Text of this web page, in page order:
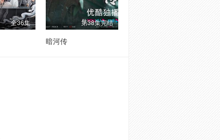
全36集 第38集完结
暗河传